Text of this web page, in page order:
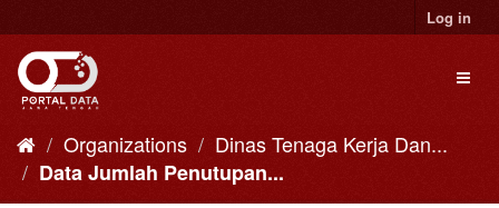
to
content
Log in
Organizations
Dinas Tenaga Kerja Dan...
Data Jumlah Penutupan...